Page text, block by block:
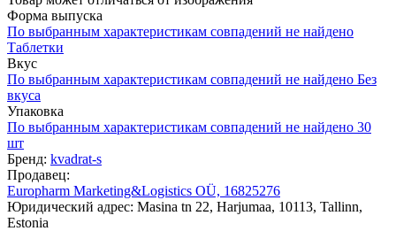
Форма выпуска
По выбранным характеристикам совпадений не найдено
Таблетки
Вкус
По выбранным характеристикам совпадений не найдено Без
вкуса
Упаковка
По выбранным характеристикам совпадений не найдено 30
шт
Бренд: kvadrat-s
Продавец:
Europharm Marketing&Logistics OÜ, 16825276
Юридический адрес: Masina tn 22, Harjumaa, 10113, Tallinn,
Estonia